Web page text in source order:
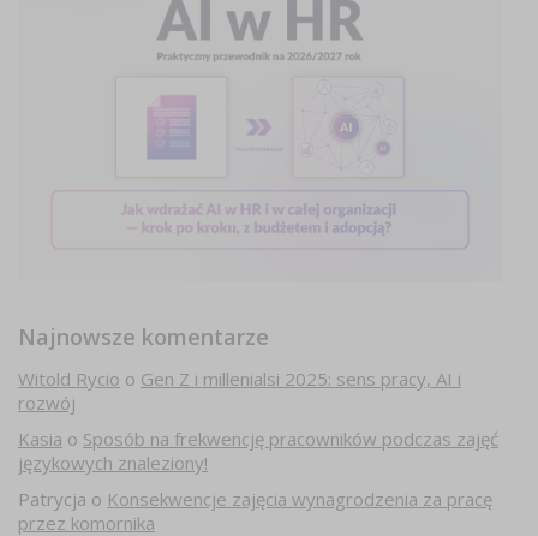
Najnowsze komentarze
Witold Rycio o Gen Z i millenialsi 2025: sens pracy, AI i
rozwój
Kasia o Sposób na frekwencję pracowników podczas zajęć
językowych znaleziony!
Patrycja o Konsekwencje zajęcia wynagrodzenia za pracę
przez komornika